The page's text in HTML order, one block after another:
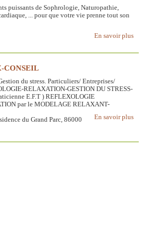
puissants de Sophrologie, Naturopathie,
... pour que votre vie prenne tout son
En savoir plus
CONSEIL
du stress. Particuliers/ Entreprises/
RELAXATION-GESTION DU STRESS-
E.F.T ) REFLEXOLOGIE
par le MODELAGE RELAXANT-
En savoir plus
du Grand Parc, 86000